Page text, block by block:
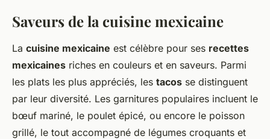
Saveurs de la cuisine mexicaine
La cuisine mexicaine est célèbre pour ses recettes
mexicaines riches en couleurs et en saveurs. Parmi
les plats les plus appréciés, les tacos se distinguent
par leur diversité. Les garnitures populaires incluent le
bœuf mariné, le poulet épicé, ou encore le poisson
grillé, le tout accompagné de légumes croquants et